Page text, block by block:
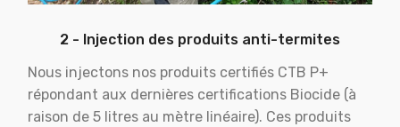
2 - Injection des produits anti-termites
Nous injectons nos produits certifiés CTB P+
répondant aux dernières certifications Biocide (à
raison de 5 litres au mètre linéaire). Ces produits